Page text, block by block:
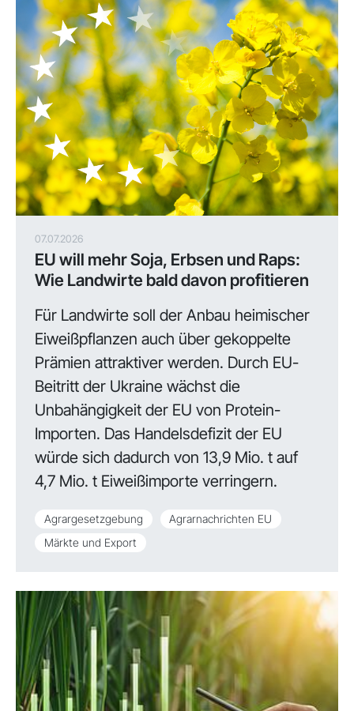
07.07.2026
EU will mehr Soja, Erbsen und Raps:
Wie Landwirte bald davon profitieren
Für Landwirte soll der Anbau heimischer
Eiweißpflanzen auch über gekoppelte
Prämien attraktiver werden. Durch EU-
Beitritt der Ukraine wächst die
Unbahängigkeit der EU von Protein-
Importen. Das Handelsdefizit der EU
würde sich dadurch von 13,9 Mio. t auf
4,7 Mio. t Eiweißimporte verringern.
Agrargesetzgebung
Agrarnachrichten EU
Märkte und Export